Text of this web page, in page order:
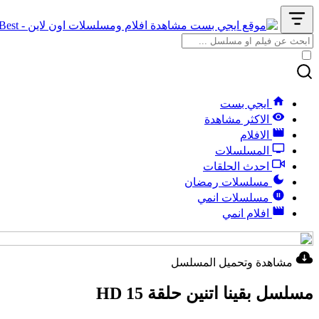
ايجي بست
الاكثر مشاهدة
الافلام
المسلسلات
احدث الحلقات
مسلسلات رمضان
مسلسلات انمي
افلام انمي
مشاهدة وتحميل المسلسل
مسلسل بقينا اتنين حلقة 15 HD